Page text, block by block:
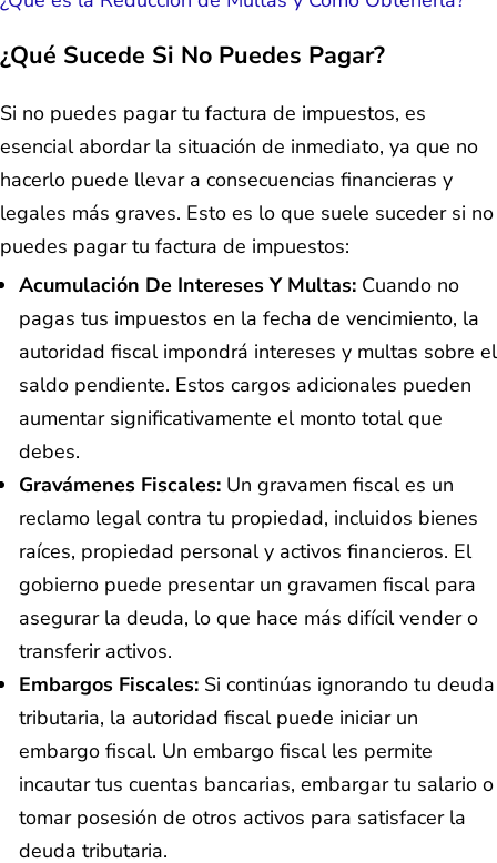
¿Qué Sucede Si No Puedes Pagar?
Si no puedes pagar tu factura de impuestos, es
esencial abordar la situación de inmediato, ya que no
hacerlo puede llevar a consecuencias financieras y
legales más graves. Esto es lo que suele suceder si no
puedes pagar tu factura de impuestos:
Acumulación De Intereses Y Multas: Cuando no
pagas tus impuestos en la fecha de vencimiento, la
autoridad fiscal impondrá intereses y multas sobre el
saldo pendiente. Estos cargos adicionales pueden
aumentar significativamente el monto total que
debes.
Gravámenes Fiscales: Un gravamen fiscal es un
reclamo legal contra tu propiedad, incluidos bienes
raíces, propiedad personal y activos financieros. El
gobierno puede presentar un gravamen fiscal para
asegurar la deuda, lo que hace más difícil vender o
transferir activos.
Embargos Fiscales: Si continúas ignorando tu deuda
tributaria, la autoridad fiscal puede iniciar un
embargo fiscal. Un embargo fiscal les permite
incautar tus cuentas bancarias, embargar tu salario o
tomar posesión de otros activos para satisfacer la
deuda tributaria.